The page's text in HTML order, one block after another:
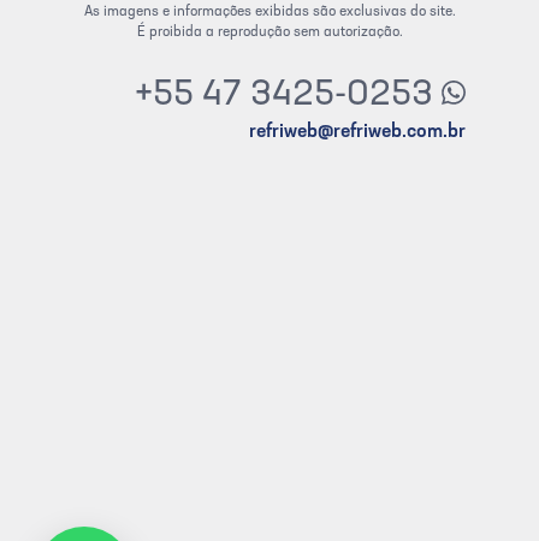
As imagens e informações exibidas são exclusivas do site.
É proibida a reprodução sem autorização.
+55 47 3425-0253
refriweb@refriweb.com.br